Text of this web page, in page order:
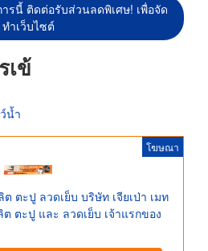
รนี้ ติดต่อรับส่วนลดพิเศษ! เพื่อจัด
ทำเว็บไซต์
เข้
น้ำ
โฆษณา
ตะปู ลวดเย็บ บริษัท เจียเป่า เมท
ตะปู และ ลวดเย็บ เจ้าแรกของ